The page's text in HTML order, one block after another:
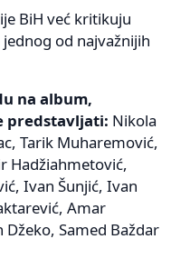
BiH već kritikuju
od najvažnijih
na album,
predstavljati: Nikola
Tarik Muharemović,
Hadžiahmetović,
Ivan Šunjić, Ivan
Amar
Samed Baždar